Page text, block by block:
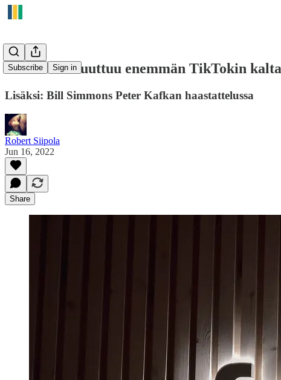
Subscribe Sign in
Facebook muuttuu enemmän TikTokin
Lisäksi: Bill Simmons Peter Kafkan haastattelussa
Robert Siipola
Jun 16, 2022
Share